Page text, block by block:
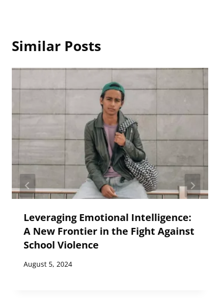
Similar Posts
Leveraging Emotional Intelligence:
A New Frontier in the Fight Against
School Violence
August 5, 2024